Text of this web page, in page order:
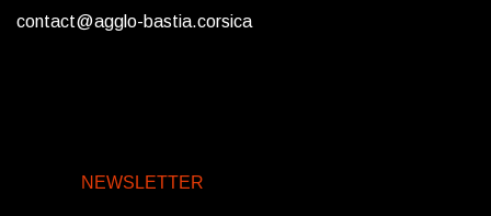
contact@agglo-bastia.corsica
NEWSLETTER